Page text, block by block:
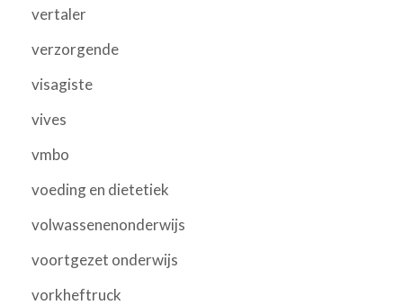
vertaler
verzorgende
visagiste
vives
vmbo
voeding en dietetiek
volwassenenonderwijs
voortgezet onderwijs
vorkheftruck